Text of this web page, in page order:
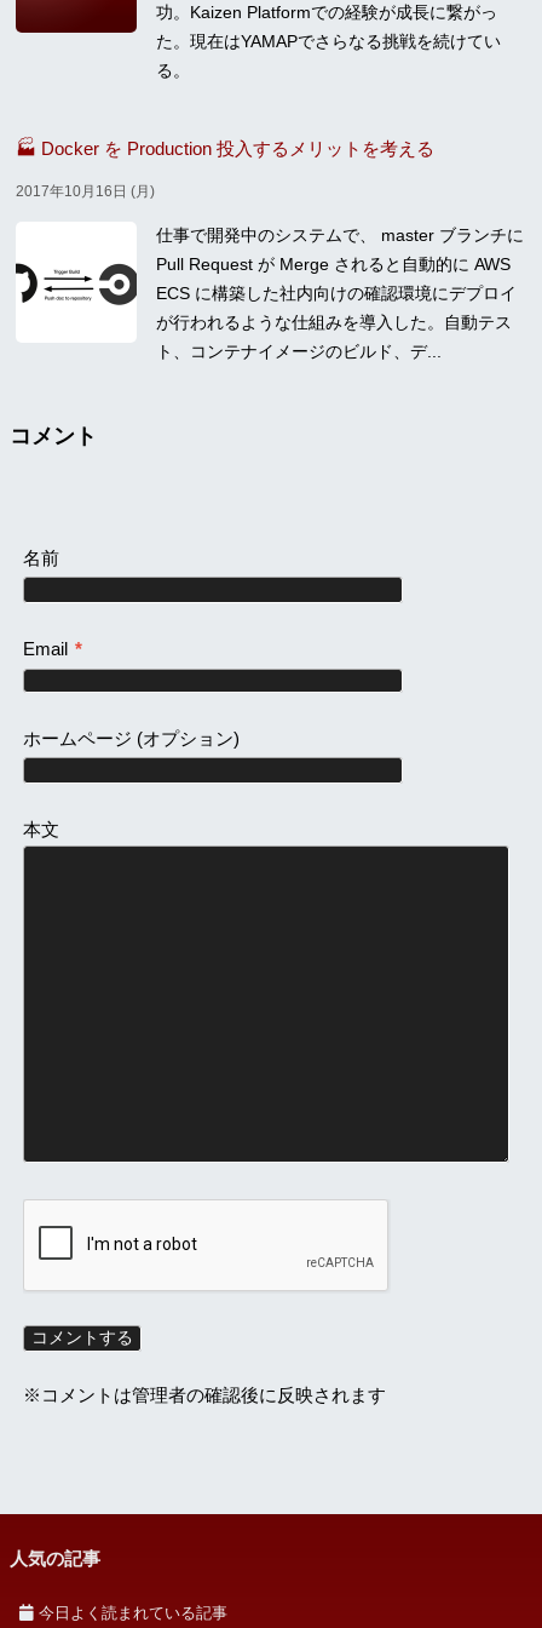
功。Kaizen Platformでの経験が成長に繋がっ
た。現在はYAMAPでさらなる挑戦を続けてい
る。
🏭 Docker を Production 投入するメリットを考える
2017年10月16日 (月)
仕事で開発中のシステムで、 master ブランチに
Pull Request が Merge されると自動的に AWS
ECS に構築した社内向けの確認環境にデプロイ
が行われるような仕組みを導入した。自動テス
ト、コンテナイメージのビルド、デ...
コメント
名前
Email *
ホームページ (オプション)
本文
※コメントは管理者の確認後に反映されます
人気の記事
今日よく読まれている記事